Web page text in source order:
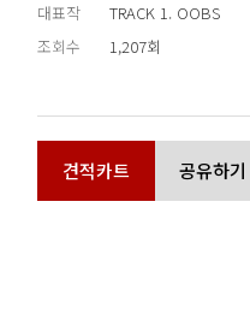
대표작
TRACK 1. OOBS
조회수
1,207회
견적카트 공유하기